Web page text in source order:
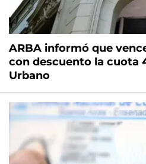
ARBA informó que
con descuento la cuota
Urbano